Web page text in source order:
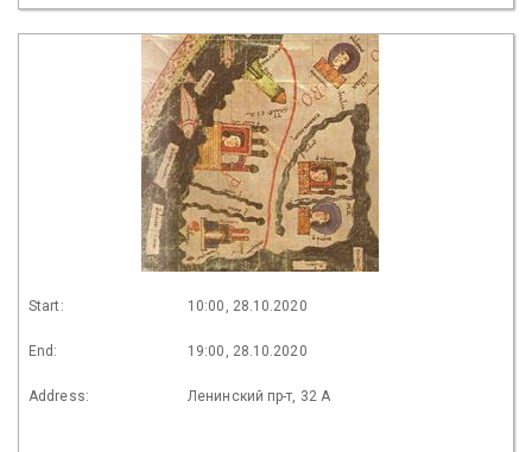
Start: 10:00, 28.10.2020
End: 19:00, 28.10.2020
Address: Ленинский пр-т, 32 А